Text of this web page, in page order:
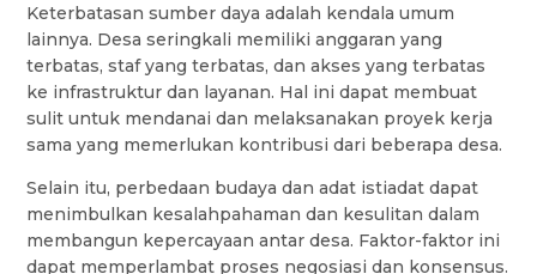
Keterbatasan sumber daya adalah kendala umum
lainnya. Desa seringkali memiliki anggaran yang
terbatas, staf yang terbatas, dan akses yang terbatas
ke infrastruktur dan layanan. Hal ini dapat membuat
sulit untuk mendanai dan melaksanakan proyek kerja
sama yang memerlukan kontribusi dari beberapa desa.
Selain itu, perbedaan budaya dan adat istiadat dapat
menimbulkan kesalahpahaman dan kesulitan dalam
membangun kepercayaan antar desa. Faktor-faktor ini
dapat memperlambat proses negosiasi dan konsensus.